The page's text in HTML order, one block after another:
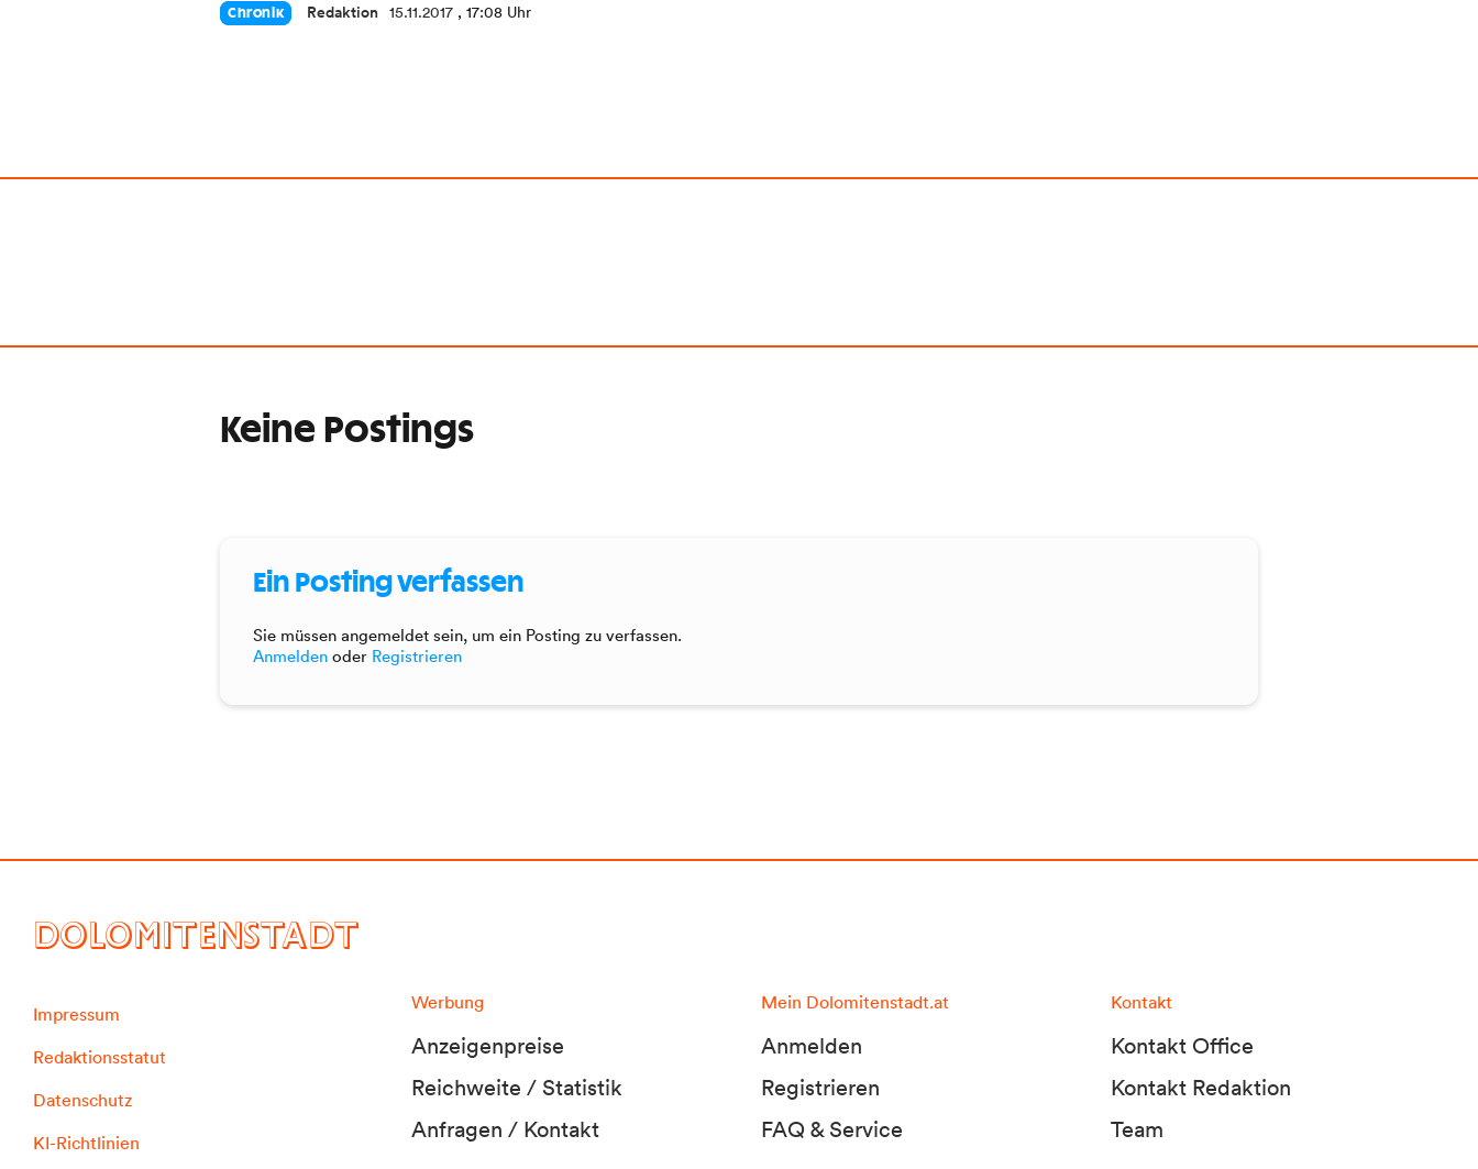
Chronik Redaktion 15.11.2017 , 17:08 Uhr
Keine Postings
Ein Posting verfassen
Sie müssen angemeldet sein, um ein Posting zu verfassen.
Anmelden oder Registrieren
DOLOMITENSTADT
Impressum
Redaktionsstatut
Datenschutz
KI-Richtlinien
Werbung
Anzeigenpreise
Reichweite / Statistik
Anfragen / Kontakt
Mein Dolomitenstadt.at
Anmelden
Registrieren
FAQ & Service
Kontakt
Kontakt Office
Kontakt Redaktion
Team